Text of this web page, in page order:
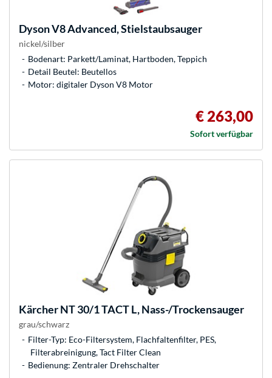
DysonV8 Advanced, Stielstaubsauger
nickel/silber
Bodenart: Parkett/Laminat, Hartboden, Teppich
Detail Beutel: Beutellos
Motor: digitaler Dyson V8 Motor
€ 263,00
Sofort verfügbar
KärcherNT 30/1 TACT L, Nass-/Trockensauger
grau/schwarz
Filter-Typ: Eco-Filtersystem, Flachfaltenfilter, PES,
Filterabreinigung, Tact Filter Clean
Bedienung: Zentraler Drehschalter